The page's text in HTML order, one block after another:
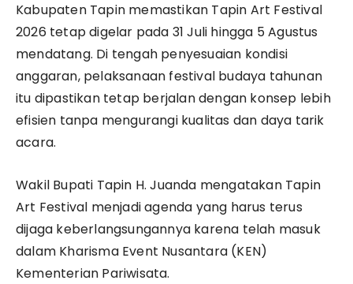
Kabupaten Tapin memastikan Tapin Art Festival
2026 tetap digelar pada 31 Juli hingga 5 Agustus
mendatang. Di tengah penyesuaian kondisi
anggaran, pelaksanaan festival budaya tahunan
itu dipastikan tetap berjalan dengan konsep lebih
efisien tanpa mengurangi kualitas dan daya tarik
acara.
Wakil Bupati Tapin H. Juanda mengatakan Tapin
Art Festival menjadi agenda yang harus terus
dijaga keberlangsungannya karena telah masuk
dalam Kharisma Event Nusantara (KEN)
Kementerian Pariwisata.